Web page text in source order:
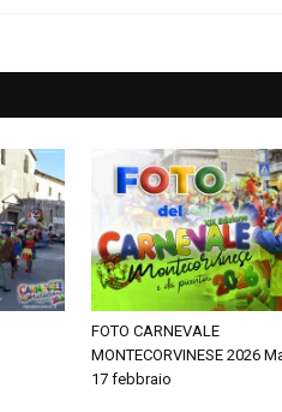
FOTO CARNEVALE
MONTECORVINESE 2026
17 febbraio